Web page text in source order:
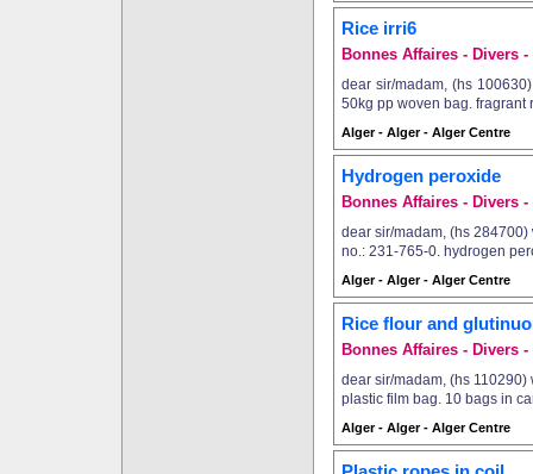
Rice irri6
Bonnes Affaires - Divers
dear sir/madam, (hs
50kg pp woven bag. fragrant
Alger - Alger - Alger Centre
Hydrogen peroxide
Bonnes Affaires - Divers
dear sir/madam, (hs
no.: 231-765-0. hydrogen
Alger - Alger - Alger Centre
Rice flour and
Bonnes Affaires - Divers
dear sir/madam, (hs
plastic film bag. 10 bags in
Alger - Alger - Alger Centre